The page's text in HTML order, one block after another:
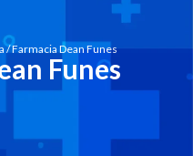
/ Farmacia Dean Funes
Funes